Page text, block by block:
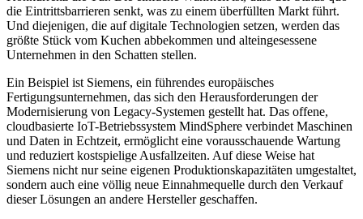
die Eintrittsbarrieren senkt, was zu einem überfüllten Markt führt.
Und diejenigen, die auf digitale Technologien setzen, werden das
größte Stück vom Kuchen abbekommen und alteingesessene
Unternehmen in den Schatten stellen.
Ein Beispiel ist Siemens, ein führendes europäisches
Fertigungsunternehmen, das sich den Herausforderungen der
Modernisierung von Legacy-Systemen gestellt hat. Das offene,
cloudbasierte IoT-Betriebssystem MindSphere verbindet Maschinen
und Daten in Echtzeit, ermöglicht eine vorausschauende Wartung
und reduziert kostspielige Ausfallzeiten. Auf diese Weise hat
Siemens nicht nur seine eigenen Produktionskapazitäten umgestaltet,
sondern auch eine völlig neue Einnahmequelle durch den Verkauf
dieser Lösungen an andere Hersteller geschaffen.